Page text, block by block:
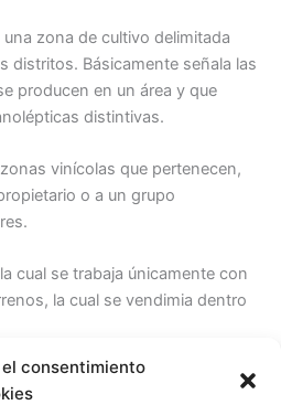
consentimiento
zona de cultivo delimitada
distritos. Básicamente señala las
producen en un área y que
distintivas.
vinícolas que pertenecen,
o a un grupo
cual se trabaja únicamente con
la cual se vendimia dentro